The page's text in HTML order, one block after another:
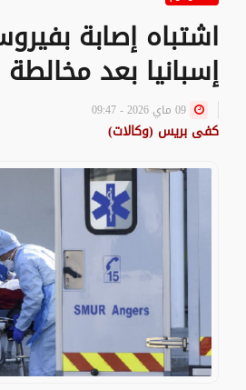
اشتباه إصابة
إسبانيا بعد
كفى بريس (وكالات)